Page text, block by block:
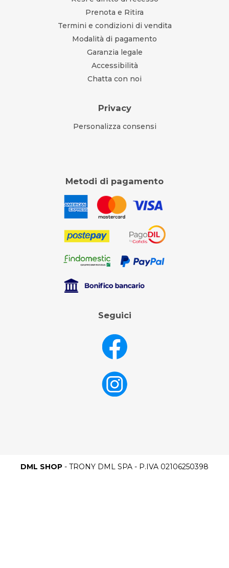
Prenota e Ritira
Termini e condizioni di vendita
Modalità di pagamento
Garanzia legale
Accessibilità
Chatta con noi
Privacy
Personalizza consensi
Metodi di pagamento
Seguici
DML SHOP - TRONY DML SPA - P.IVA 02106250398